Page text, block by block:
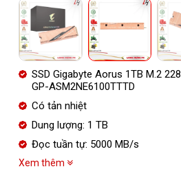
SSD Gigabyte Aorus 1TB M.2
GP-ASM2NE6100TTTD
Có tản nhiệt
Dung lượng: 1 TB
Đọc tuần tự: 5000 MB/s
Xem thêm